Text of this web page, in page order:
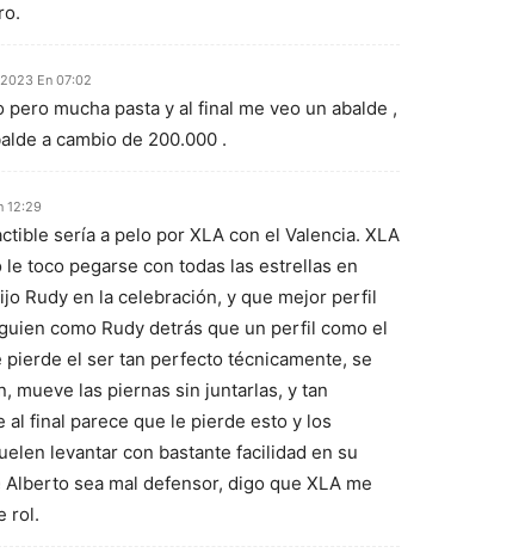
En 07:02
pero mucha pasta y al final me veo un abalde ,
a cambio de 200.000 .
12:29
sería a pelo por XLA con el Valencia. XLA
toco pegarse con todas las estrellas en
Rudy en la celebración, y que mejor perfil
como Rudy detrás que un perfil como el
pierde el ser tan perfecto técnicamente, se
mueve las piernas sin juntarlas, y tan
al final parece que le pierde esto y los
levantar con bastante facilidad en su
sea mal defensor, digo que XLA me
rol.